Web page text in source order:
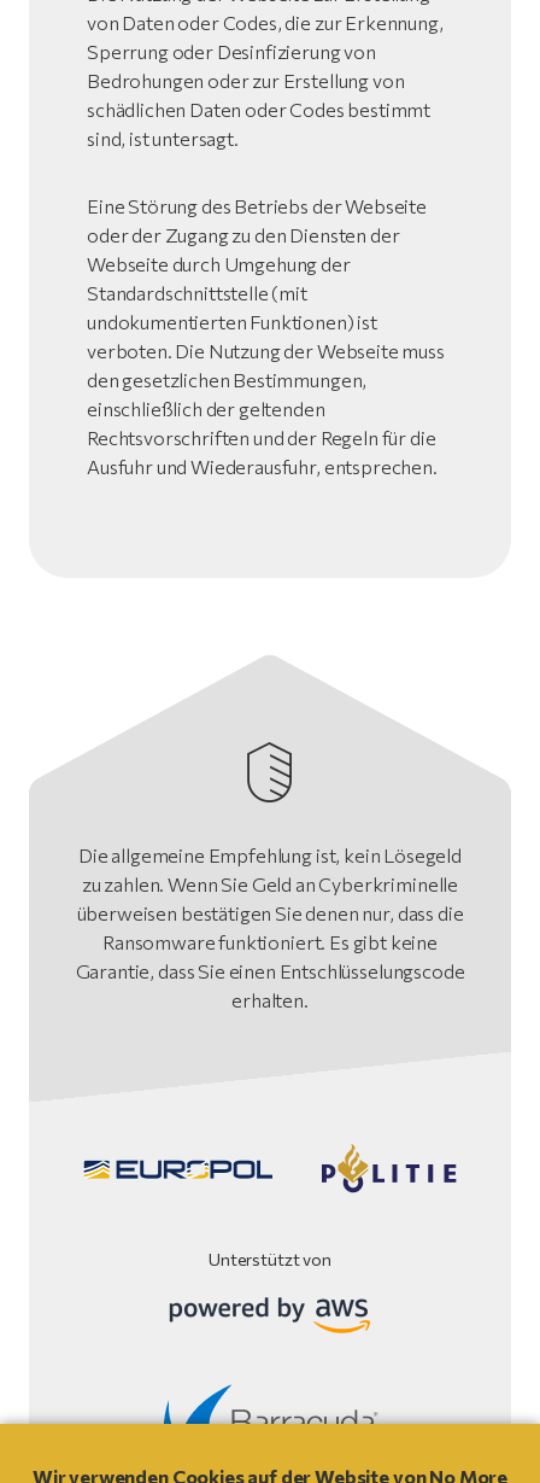
von Daten oder Codes, die zur Erkennung,
Sperrung oder Desinfizierung von
Bedrohungen oder zur Erstellung von
schädlichen Daten oder Codes bestimmt
sind, ist untersagt.
Eine Störung des Betriebs der Webseite
oder der Zugang zu den Diensten der
Webseite durch Umgehung der
Standardschnittstelle (mit
undokumentierten Funktionen) ist
verboten. Die Nutzung der Webseite muss
den gesetzlichen Bestimmungen,
einschließlich der geltenden
Rechtsvorschriften und der Regeln für die
Ausfuhr und Wiederausfuhr, entsprechen.
Die allgemeine Empfehlung ist, kein Lösegeld
zu zahlen. Wenn Sie Geld an Cyberkriminelle
überweisen bestätigen Sie denen nur, dass die
Ransomware funktioniert. Es gibt keine
Garantie, dass Sie einen Entschlüsselungscode
erhalten.
Unterstützt von
Wir verwenden Cookies auf der Website von No More